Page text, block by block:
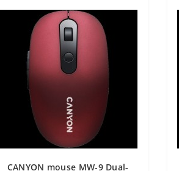
CANYON mouse MW-9 Dual-